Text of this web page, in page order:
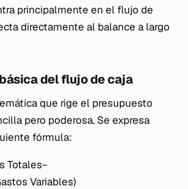
principalmente en el flujo de
directamente al balance a largo
del flujo de caja
que rige el presupuesto
pero poderosa. Se expresa
fórmula:
Totales−
Variables)